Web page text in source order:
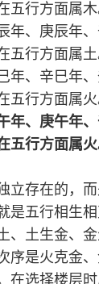
五行方面属木
年、庚辰年
五行方面属土
年、辛巳年
五行方面属火
年、庚午年
五行方面属火
立存在的，而
是五行相生
、土生金、
序是火克金
在选择楼层